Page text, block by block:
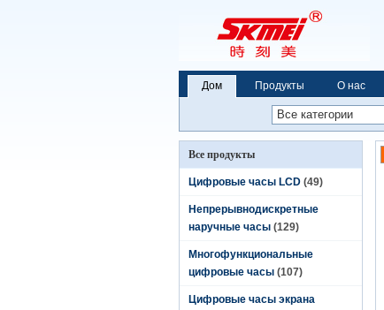
Дом Продукты О нас
Все продукты
Цифровые часы LCD (49)
Непрерывнодискретные
наручные часы (129)
Многофункциональные
цифровые часы (107)
Цифровые часы экрана